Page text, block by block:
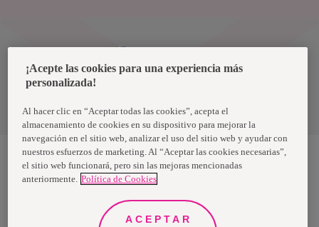
Términos y condiciones
Nosotras, una marca de Essity - una compañía global líder en
mundo, utilizan nuestros productos, servicios y soluciones. Nuestro
propósito es romper barreras por el bienestar en beneficio de
consumidores, pacientes, cuidadores, clientes y la sociedad en
¡Acepte las cookies para una experiencia más
personalizada!
Al hacer clic en “Aceptar todas las cookies”, acepta el
almacenamiento de cookies en su dispositivo para mejorar la
navegación en el sitio web, analizar el uso del sitio web y ayudar con
nuestros esfuerzos de marketing. Al “Aceptar las cookies necesarias”,
el sitio web funcionará, pero sin las mejoras mencionadas
anteriormente. Política de Cookies
ACEPTAR